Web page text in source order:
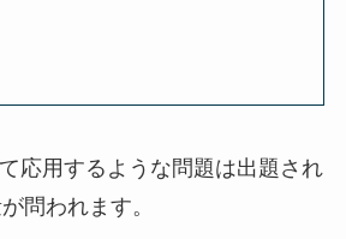
応用するような問題は出題され
問われます。